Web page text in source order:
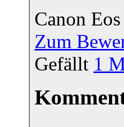
Canon
Zum
Gefällt 1